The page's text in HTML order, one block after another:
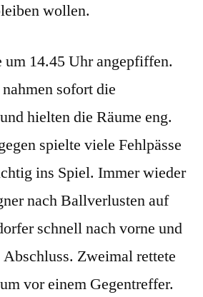
wollen.
um 14.45 Uhr angepfiffen.
sofort die
hielten die Räume eng.
spielte viele Fehlpässe
ins Spiel. Immer wieder
nach Ballverlusten auf
schnell nach vorne und
Zweimal rettete
vor einem Gegentreffer.